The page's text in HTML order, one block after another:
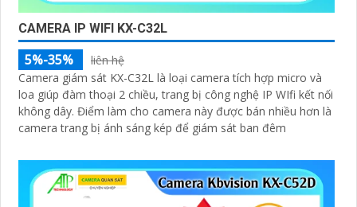
CAMERA IP WIFI KX-C32L
5%-35%
liên hệ
Camera giám sát KX-C32L là loại camera tích hợp micro và
loa giúp đàm thoại 2 chiều, trang bị công nghệ IP WIfi kết nối
không dây. Điểm làm cho camera này được bán nhiều hơn là
camera trang bị ánh sáng kép để giám sát ban đêm